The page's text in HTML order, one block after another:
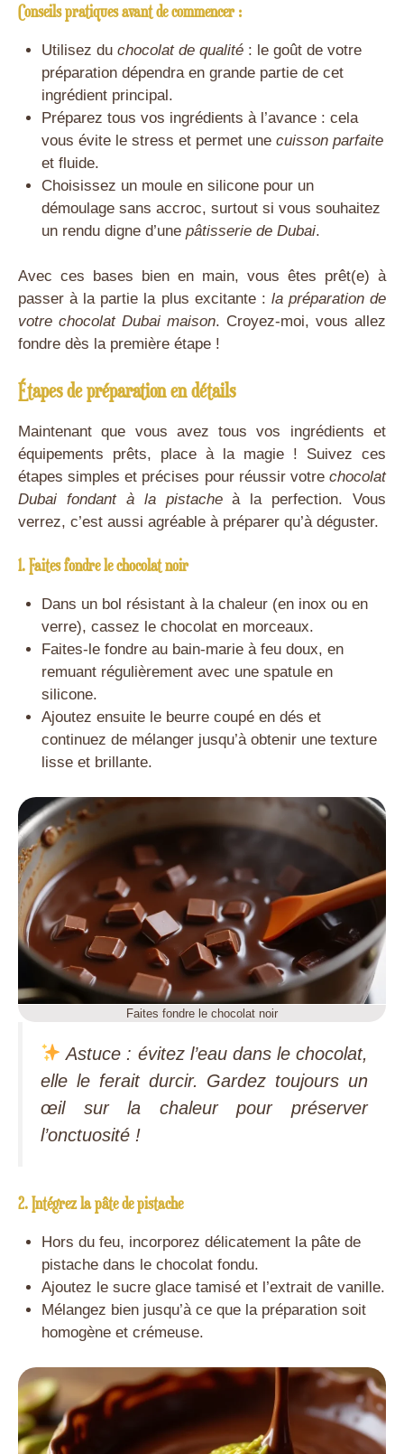
Conseils pratiques avant de commencer :
Utilisez du chocolat de qualité: le goût de votre
préparation dépendra en grande partie de cet
ingrédient principal.
Préparez tous vos ingrédients à l’avance : cela
vous évite le stress et permet une cuisson parfaite
et fluide.
Choisissez un moule en silicone pour un
démoulage sans accroc, surtout si vous souhaitez
un rendu digne d’une pâtisserie de Dubai.
Avec ces bases bien en main, vous êtes prêt(e) à
passer à la partie la plus excitante : la préparation de
votre chocolat Dubai maison. Croyez-moi, vous allez
fondre dès la première étape !
Étapes de préparation en détails
Maintenant que vous avez tous vos ingrédients et
équipements prêts, place à la magie ! Suivez ces
étapes simples et précises pour réussir votre chocolat
Dubai fondant à la pistacheà la perfection. Vous
verrez, c’est aussi agréable à préparer qu’à déguster.
1. Faites fondre le chocolat noir
Dans un bol résistant à la chaleur (en inox ou en
verre), cassez le chocolat en morceaux.
Faites-le fondre au bain-marie à feu doux, en
remuant régulièrement avec une spatule en
silicone.
Ajoutez ensuite le beurre coupé en dés et
continuez de mélanger jusqu’à obtenir une texture
lisse et brillante.
Faites fondre le chocolat noir
Astuce : évitez l’eau dans le chocolat,
elle le ferait durcir. Gardez toujours un
œil sur la chaleur pour préserver
l’onctuosité !
2. Intégrez la pâte de pistache
Hors du feu, incorporez délicatement la pâte de
pistache dans le chocolat fondu.
Ajoutez le sucre glace tamisé et l’extrait de vanille.
Mélangez bien jusqu’à ce que la préparation soit
homogène et crémeuse.